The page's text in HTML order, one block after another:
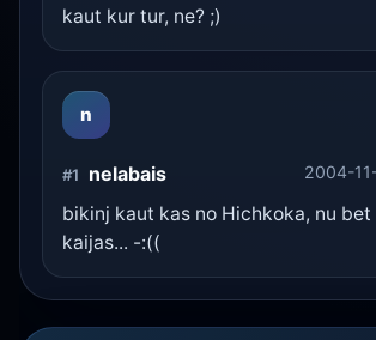
kaut kur tur, ne? ;)
n
#1 nelabais 2004-
bikinj kaut kas no Hichkoka, nu
kaijas... -:((